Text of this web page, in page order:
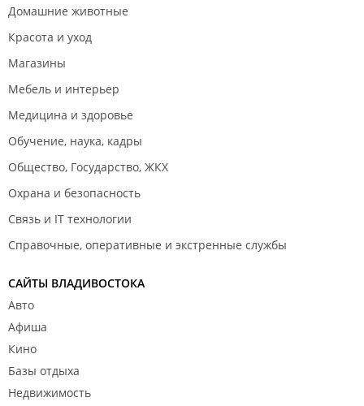
Домашние животные
Красота и уход
Магазины
Мебель и интерьер
Медицина и здоровье
Обучение, наука, кадры
Общество, Государство, ЖКХ
Охрана и безопасность
Связь и IT технологии
Справочные, оперативные и экстренные службы
САЙТЫ ВЛАДИВОСТОКА
Авто
Афиша
Кино
Базы отдыха
Недвижимость